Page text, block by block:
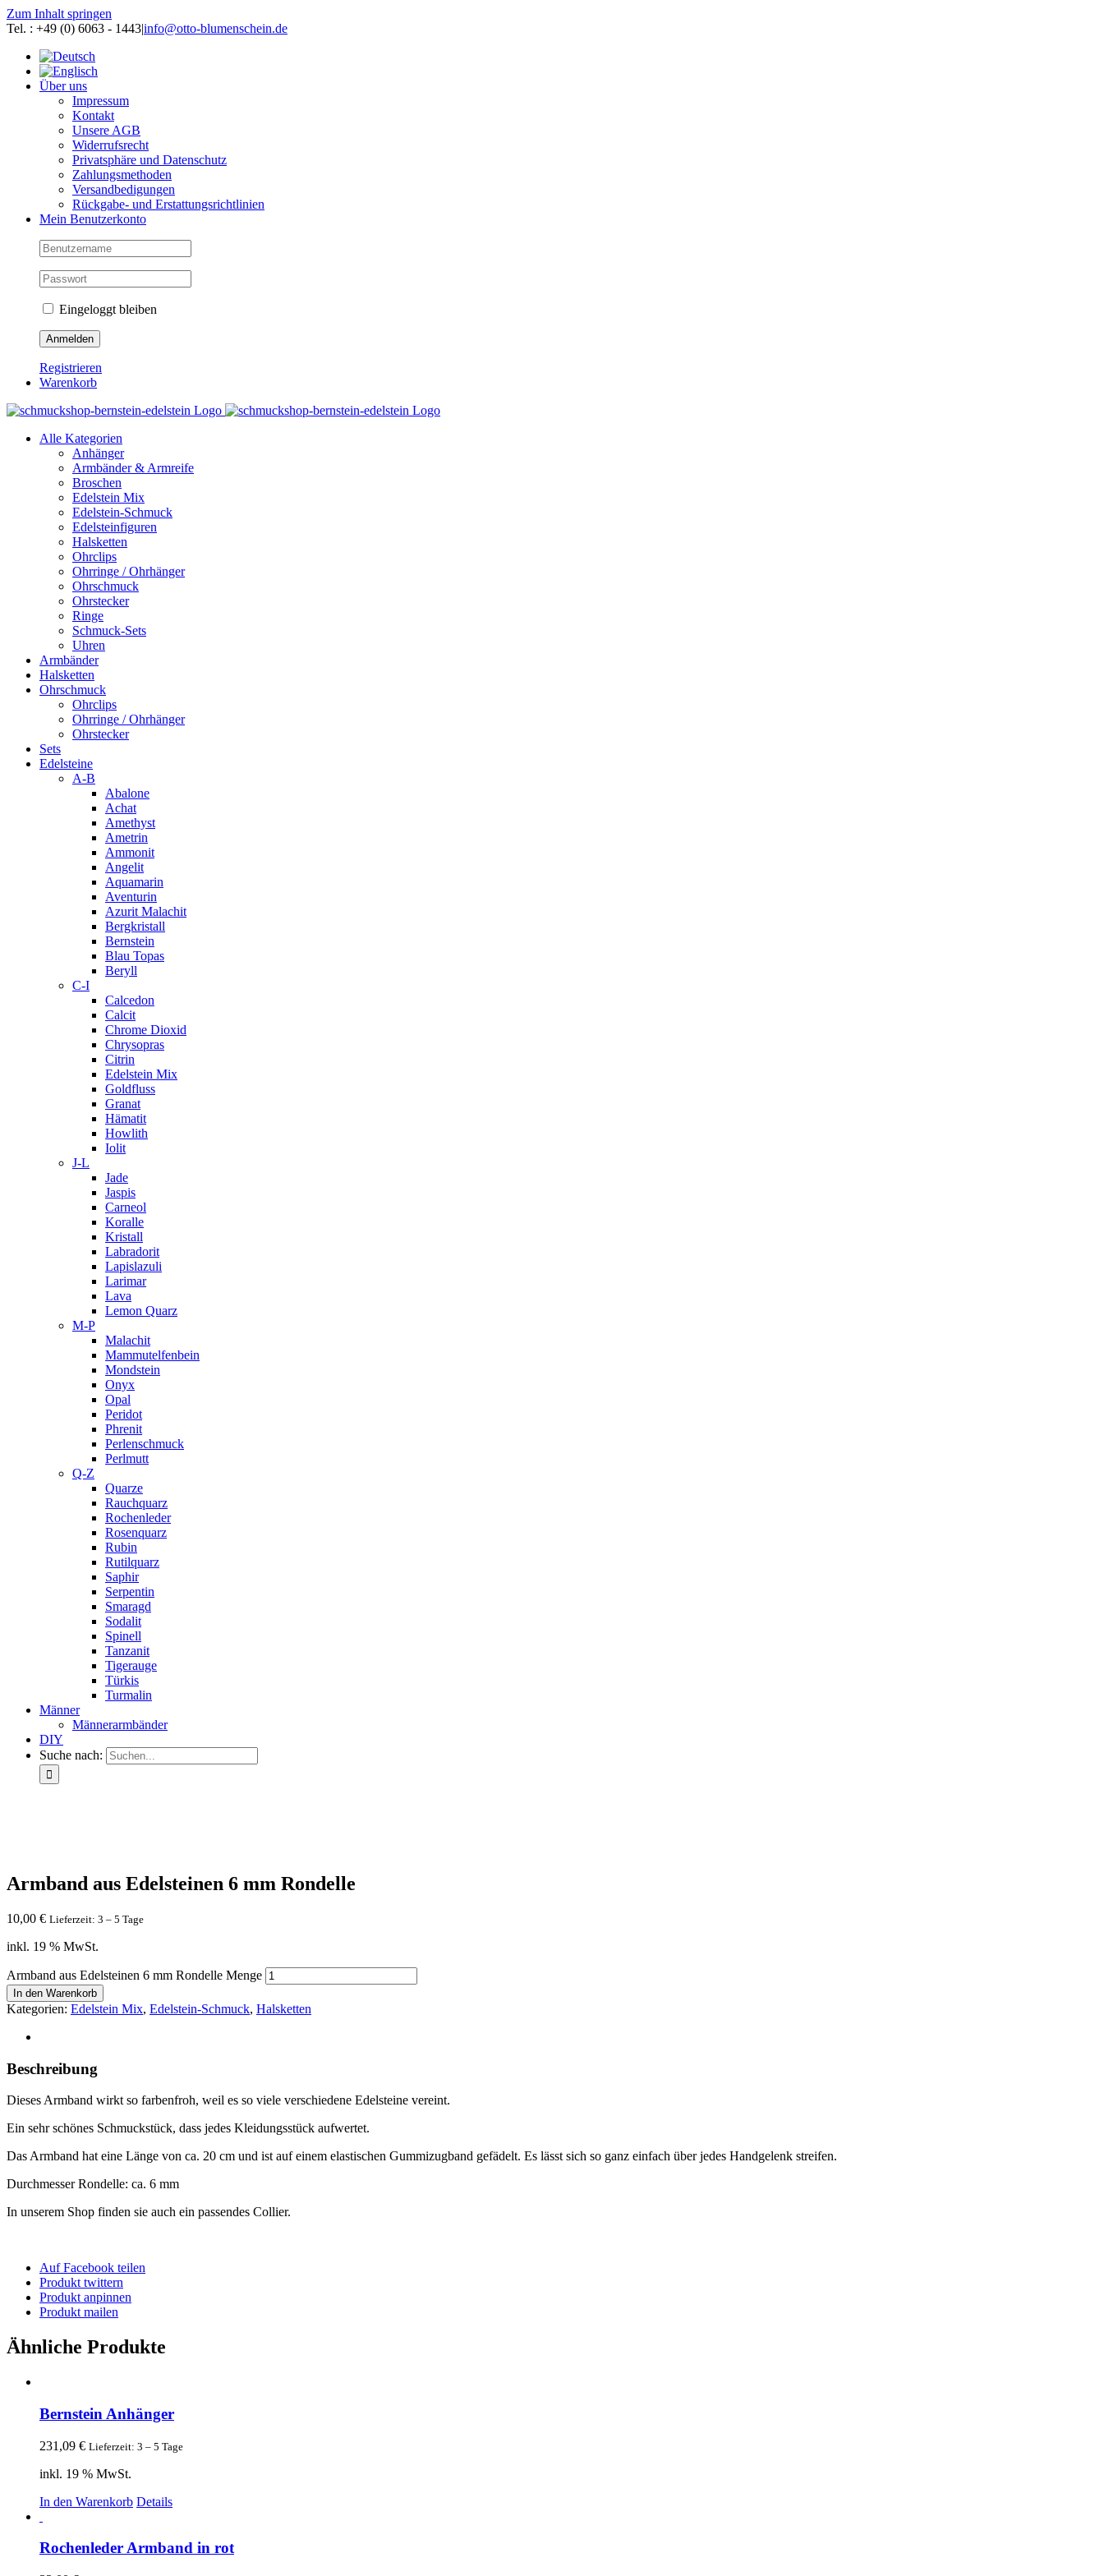
Zum Inhalt springen
Tel. : +49 (0) 6063 - 1443|info@otto-blumenschein.de
Über uns
Impressum
Kontakt
Unsere AGB
Widerrufsrecht
Privatsphäre und Datenschutz
Zahlungsmethoden
Versandbedigungen
Rückgabe- und Erstattungsrichtlinien
Mein Benutzerkonto
Eingeloggt bleiben
Registrieren
Warenkorb
Alle Kategorien
Anhänger
Armbänder & Armreife
Broschen
Edelstein Mix
Edelstein-Schmuck
Edelsteinfiguren
Halsketten
Ohrclips
Ohrringe / Ohrhänger
Ohrschmuck
Ohrstecker
Ringe
Schmuck-Sets
Uhren
Armbänder
Halsketten
Ohrschmuck
Ohrclips
Ohrringe / Ohrhänger
Ohrstecker
Sets
Edelsteine
A-B
Abalone
Achat
Amethyst
Ametrin
Ammonit
Angelit
Aquamarin
Aventurin
Azurit Malachit
Bergkristall
Bernstein
Blau Topas
Beryll
C-I
Calcedon
Calcit
Chrome Dioxid
Chrysopras
Citrin
Edelstein Mix
Goldfluss
Granat
Hämatit
Howlith
Iolit
J-L
Jade
Jaspis
Carneol
Koralle
Kristall
Labradorit
Lapislazuli
Larimar
Lava
Lemon Quarz
M-P
Malachit
Mammutelfenbein
Mondstein
Onyx
Opal
Peridot
Phrenit
Perlenschmuck
Perlmutt
Q-Z
Quarze
Rauchquarz
Rochenleder
Rosenquarz
Rubin
Rutilquarz
Saphir
Serpentin
Smaragd
Sodalit
Spinell
Tanzanit
Tigerauge
Türkis
Turmalin
Männer
Männerarmbänder
DIY
Suche nach:
Armband aus Edelsteinen 6 mm Rondelle
10,00 € Lieferzeit: 3 – 5 Tage
inkl. 19 % MwSt.
Armband aus Edelsteinen 6 mm Rondelle Menge
In den Warenkorb
Kategorien: Edelstein Mix, Edelstein-Schmuck, Halsketten
Beschreibung
Dieses Armband wirkt so farbenfroh, weil es so viele verschiedene Edelsteine vereint.
Ein sehr schönes Schmuckstück, dass jedes Kleidungsstück aufwertet.
Das Armband hat eine Länge von ca. 20 cm und ist auf einem elastischen Gummizugband gefädelt. Es lässt sich so ganz einfach über jedes Handgelenk streifen.
Durchmesser Rondelle: ca. 6 mm
In unserem Shop finden sie auch ein passendes Collier.
Auf Facebook teilen
Produkt twittern
Produkt anpinnen
Produkt mailen
Ähnliche Produkte
Bernstein Anhänger
231,09 € Lieferzeit: 3 – 5 Tage
inkl. 19 % MwSt.
In den Warenkorb Details
Rochenleder Armband in rot